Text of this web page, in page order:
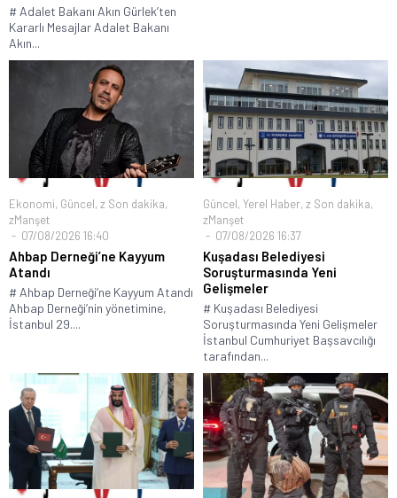
# Adalet Bakanı Akın Gürlek’ten
Kararlı Mesajlar Adalet Bakanı
Akın...
Ekonomi, Güncel, z Son dakika,
zManşet
07/08/2026 16:40
Ahbap Derneği’ne Kayyum
Atandı
# Ahbap Derneği’ne Kayyum Atandı
Ahbap Derneği’nin yönetimine,
İstanbul 29....
Güncel, Yerel Haber, z Son dakika,
zManşet
07/08/2026 16:37
Kuşadası Belediyesi
Soruşturmasında Yeni
Gelişmeler
# Kuşadası Belediyesi
Soruşturmasında Yeni Gelişmeler
İstanbul Cumhuriyet Başsavcılığı
tarafından...